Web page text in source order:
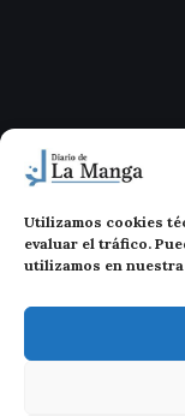
Utilizamos cookies
evaluar el tráfico.
utilizamos en